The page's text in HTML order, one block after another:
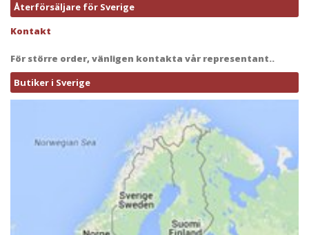
Återförsäljare för Sverige
Kontakt
För större order, vänligen kontakta vår representant..
Butiker i Sverige